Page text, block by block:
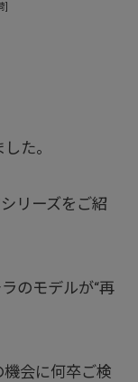
]
た。
リーズをご紹
のモデルが“再
会に何卒ご検